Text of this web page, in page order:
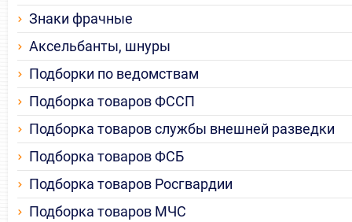
Знаки фрачные
Аксельбанты, шнуры
Подборки по ведомствам
Подборка товаров ФССП
Подборка товаров службы внешней разведки
Подборка товаров ФСБ
Подборка товаров Росгвардии
Подборка товаров МЧС